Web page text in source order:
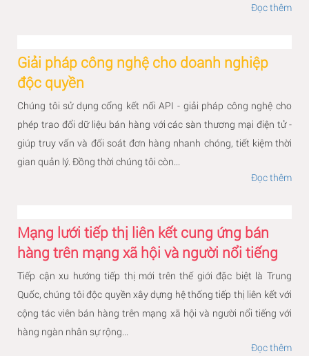
Đọc thêm
Giải pháp công nghệ cho doanh nghiệp
độc quyền
Chúng tôi sử dụng cổng kết nối API - giải pháp công nghệ cho
phép trao đổi dữ liệu bán hàng với các sàn thương mại điện tử -
giúp truy vấn và đối soát đơn hàng nhanh chóng, tiết kiệm thời
gian quản lý. Đồng thời chúng tôi còn...
Đọc thêm
Mạng lưới tiếp thị liên kết cung ứng bán
hàng trên mạng xã hội và người nổi tiếng
Tiếp cận xu hướng tiếp thị mới trên thế giới đặc biệt là Trung
Quốc, chúng tôi độc quyền xây dựng hệ thống tiếp thị liên kết với
cộng tác viên bán hàng trên mạng xã hội và người nổi tiếng với
hàng ngàn nhân sự rộng...
Đọc thêm